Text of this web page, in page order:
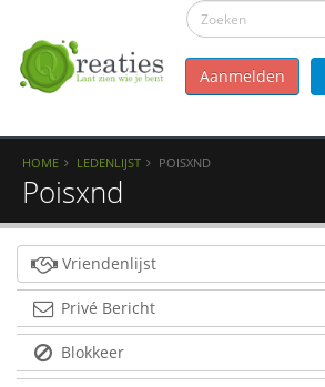
Aanmelden
HOME LEDENLIJST POISXND
Poisxnd
Vriendenlijst
Privé Bericht
Blokkeer